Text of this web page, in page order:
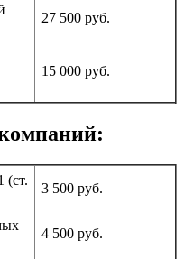
27 500 руб.
15 000 руб.
(ст.
3 500 руб.
4 500 руб.